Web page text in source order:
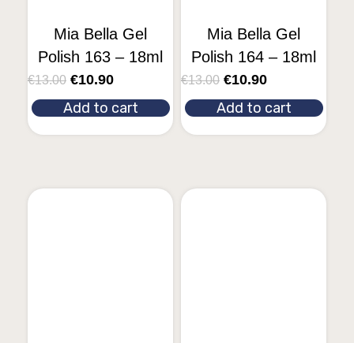
Mia Bella Gel
Polish 163 – 18ml
€13.00 €10.90
Add to cart
Mia Bella Gel
Polish 164 – 18ml
€13.00 €10.90
Add to cart